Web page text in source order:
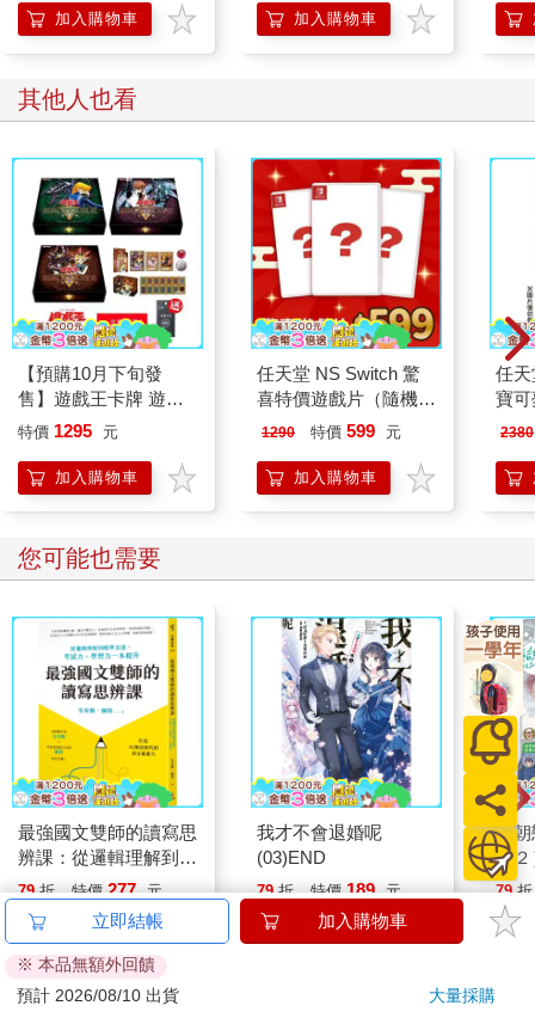
加入購物車 加入購物車
其他人也看
【預購10月下旬發
售】遊戲王卡牌 遊戲
王 源繪決鬥套組 遊戲
（台灣代理版-三款任
選）
特價 1295 元
加入購物車
任天堂 NS Switch 驚
喜特價遊戲片（隨機出
貨）
1290 特價 599 元
加入購物車
任天
寶
（
2380
您可能也需要
最強國文雙師的讀寫思
辨課：從邏輯理解到精
準表達，考試力、學習
力一本提升
79 折 特價 277 元
加入購物車
我才不會退婚呢
(03)END
79 折 特價 189 元
加入購物車
今
（２
79 折
立即結帳 加入購物車
※ 本品無額外回饋
預計 2026/08/10 出貨
大量採購